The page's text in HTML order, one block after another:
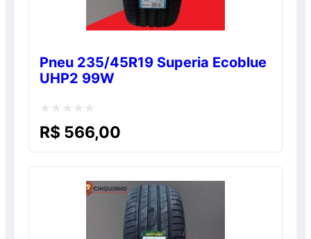
Pneu 235/45R19 Superia Ecoblue
UHP2 99W
Avaliação
R$ 566,00